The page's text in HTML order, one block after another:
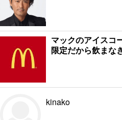
マックのアイスコ
限定だから飲まな
kinako